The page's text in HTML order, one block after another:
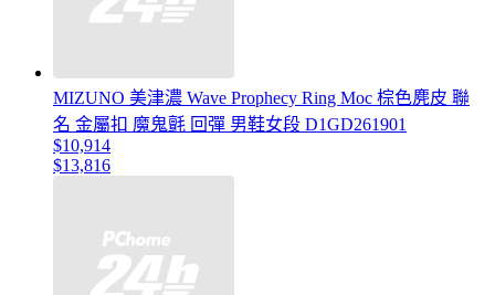
MIZUNO 美津濃 Wave Prophecy Ring Moc 棕色麂皮 聯
名 金屬扣 魔鬼氈 回彈 男鞋女段 D1GD261901
$10,914
$13,816